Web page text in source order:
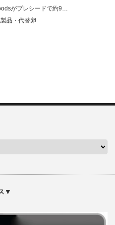
がプレシードで約9…
品・代替卵
▼